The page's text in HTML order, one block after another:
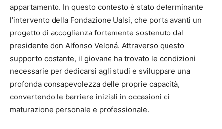
appartamento. In questo contesto è stato determinante
l’intervento della Fondazione Ualsi, che porta avanti un
progetto di accoglienza fortemente sostenuto dal
presidente don Alfonso Veloná. Attraverso questo
supporto costante, il giovane ha trovato le condizioni
necessarie per dedicarsi agli studi e sviluppare una
profonda consapevolezza delle proprie capacità,
convertendo le barriere iniziali in occasioni di
maturazione personale e professionale.